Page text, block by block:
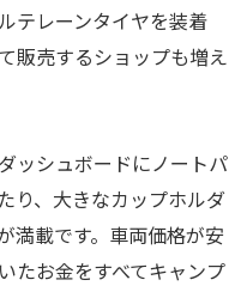
テレーンタイヤを装着
販売するショップも増え
ッシュボードにノートパ
り、大きなカップホルダ
満載です。車両価格が安
たお金をすべてキャンプ